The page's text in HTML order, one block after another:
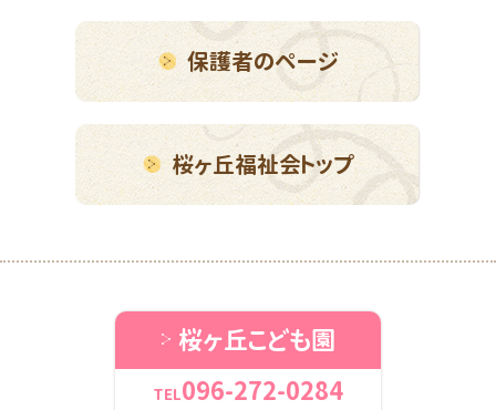
保護者のページ
桜ヶ丘福祉会トップ
桜ヶ丘こども園
TEL096-272-0284